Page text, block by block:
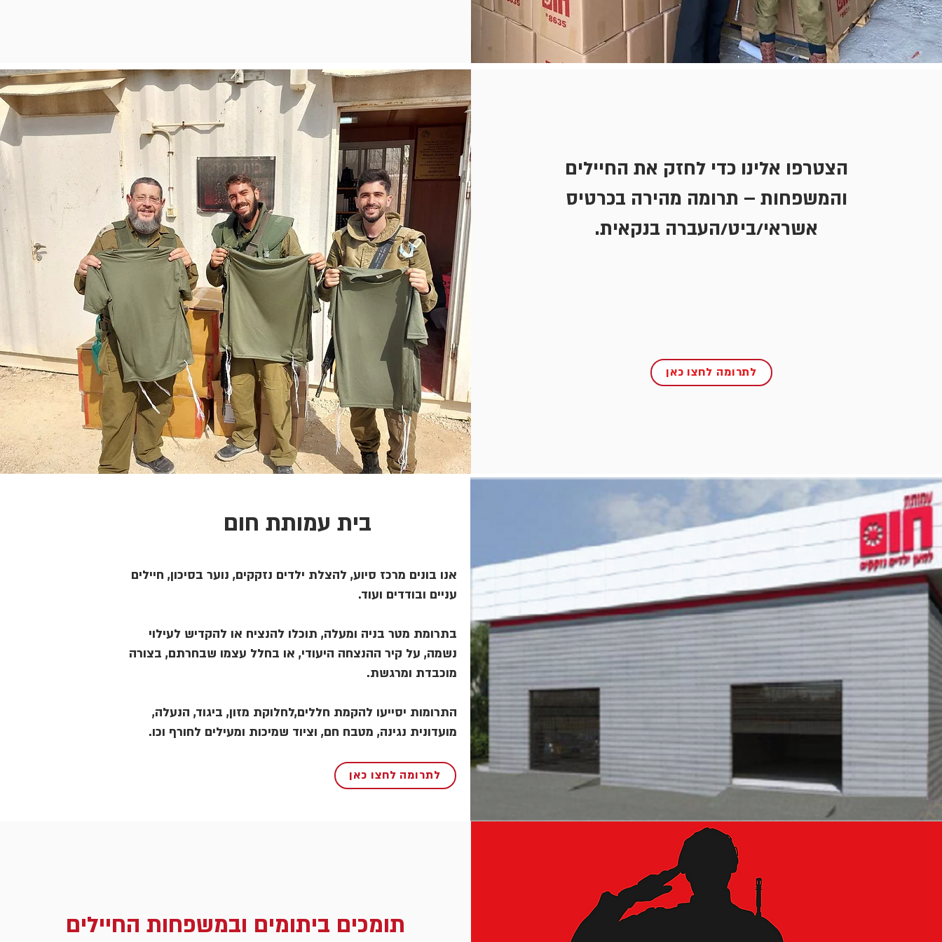
הצטרפו אלינו כדי לחזק את החיילים
והמשפחות – תרומה מהירה בכרטיס
אשראי/ביט/העברה בנקאית.
לתרומה לחצו כאן
בית עמותת חום
אנו בונים מרכז סיוע, להצלת ילדים נזקקים, נוער בסיכון, חיילים
עניים ובודדים ועוד.
בתרומת מטר בניה ומעלה, תוכלו להנציח או להקדיש לעילוי
נשמה, על קיר ההנצחה היעודי, או בחלל עצמו שבחרתם, בצורה
מוכבדת ומרגשת.
התרומות יסייעו להקמת חללים,לחלוקת מזון, ביגוד, הנעלה,
מועדונית נגינה, מטבח חם, וציוד שמיכות ומעילים לחורף וכו.
לתרומה לחצו כאן
תומכים ביתומים ובמשפחות החיילים